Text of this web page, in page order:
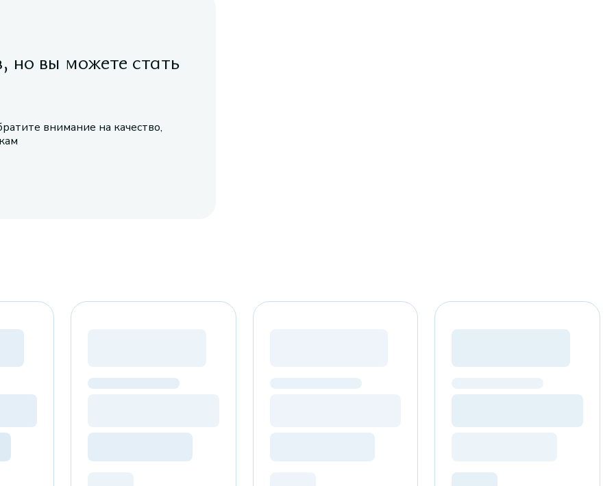
но вы можете стать
внимание на качество,